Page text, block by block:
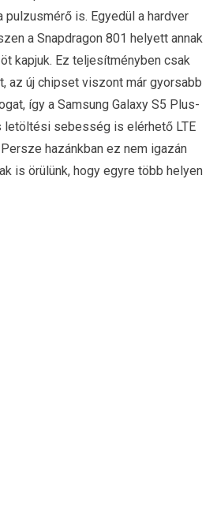
is. Egyedül a hardver
a Snapdragon 801 helyett annak
kapjuk. Ez teljesítményben csak
az új chipset viszont már gyorsabb
így a Samsung Galaxy S5 Plus-
sebesség is elérhető LTE
hazánkban ez nem igazán
is örülünk, hogy egyre több helyen